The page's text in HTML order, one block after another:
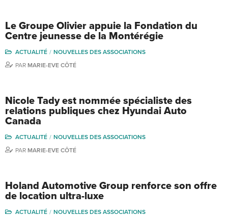
Le Groupe Olivier appuie la Fondation du
Centre jeunesse de la Montérégie
ACTUALITÉ
NOUVELLES DES ASSOCIATIONS
PAR MARIE-EVE CÔTÉ
Nicole Tady est nommée spécialiste des
relations publiques chez Hyundai Auto
Canada
ACTUALITÉ
NOUVELLES DES ASSOCIATIONS
PAR MARIE-EVE CÔTÉ
Holand Automotive Group renforce son offre
de location ultra-luxe
ACTUALITÉ
NOUVELLES DES ASSOCIATIONS